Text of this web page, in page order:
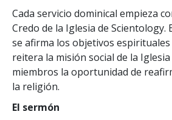
Cada servicio dominical empieza
Credo de la Iglesia de Scientology.
se afirma los objetivos espirituales
reitera la misión social de la
miembros la oportunidad de
la religión.
El sermón